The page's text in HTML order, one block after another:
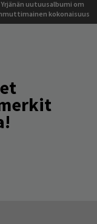
Yrjänän uutuusalbumi om
kokonaisuus